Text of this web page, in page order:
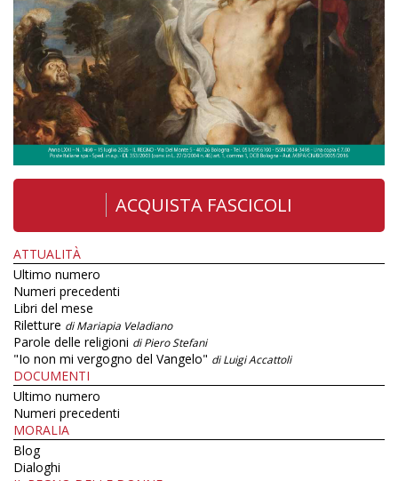
ACQUISTA FASCICOLI
ATTUALITÀ
Ultimo numero
Numeri precedenti
Libri del mese
Riletture di Mariapia Veladiano
Parole delle religioni di Piero Stefani
"Io non mi vergogno del Vangelo" di Luigi Accattoli
DOCUMENTI
Ultimo numero
Numeri precedenti
MORALIA
Blog
Dialoghi